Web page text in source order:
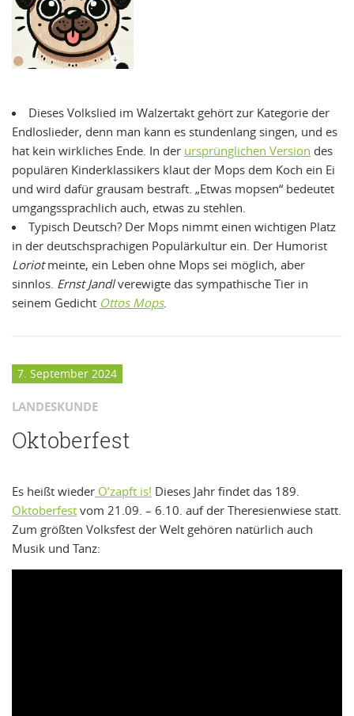
Dieses Volkslied im Walzertakt gehört zur Kategorie der
Endloslieder, denn man kann es stundenlang singen, und es
hat kein wirkliches Ende. In der ursprünglichen Version des
populären Kinderklassikers klaut der Mops dem Koch ein Ei
und wird dafür grausam bestraft. „Etwas mopsen“ bedeutet
umgangssprachlich auch, etwas zu stehlen.
Typisch Deutsch? Der Mops nimmt einen wichtigen Platz
in der deutschsprachigen Populärkultur ein. Der Humorist
Loriotmeinte, ein Leben ohne Mops sei möglich, aber
sinnlos. Ernst Jandlverewigte das sympathische Tier in
seinem Gedicht Ottos Mops.
7. September 2024
LANDESKUNDE
Oktoberfest
Es heißt wieder O’zapft is! Dieses Jahr findet das 189.
Oktoberfest vom 21.09. – 6.10. auf der Theresienwiese statt.
Zum größten Volksfest der Welt gehören natürlich auch
Musik und Tanz: